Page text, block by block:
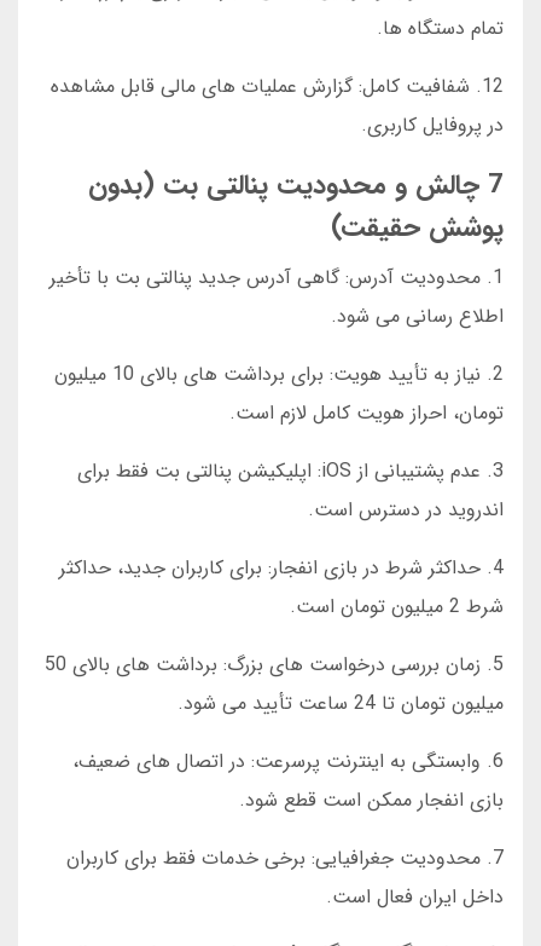
تمام دستگاه ها.
12. شفافیت کامل: گزارش عملیات های مالی قابل مشاهده
در پروفایل کاربری.
7 چالش و محدودیت پنالتی بت (بدون
پوشش حقیقت)
1. محدودیت آدرس: گاهی آدرس جدید پنالتی بت با تأخیر
اطلاع رسانی می شود.
2. نیاز به تأیید هویت: برای برداشت های بالای 10 میلیون
تومان، احراز هویت کامل لازم است.
3. عدم پشتیبانی از iOS: اپلیکیشن پنالتی بت فقط برای
اندروید در دسترس است.
4. حداکثر شرط در بازی انفجار: برای کاربران جدید، حداکثر
شرط 2 میلیون تومان است.
5. زمان بررسی درخواست های بزرگ: برداشت های بالای 50
میلیون تومان تا 24 ساعت تأیید می شود.
6. وابستگی به اینترنت پرسرعت: در اتصال های ضعیف،
بازی انفجار ممکن است قطع شود.
7. محدودیت جغرافیایی: برخی خدمات فقط برای کاربران
داخل ایران فعال است.